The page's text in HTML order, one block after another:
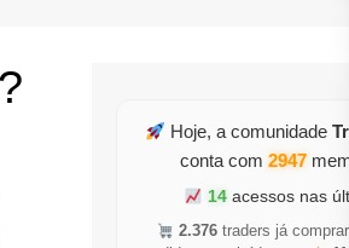
Jogo Trader Runner
Hoje, a comunidade
conta com 2947
14acessos nas
2.376 traders já